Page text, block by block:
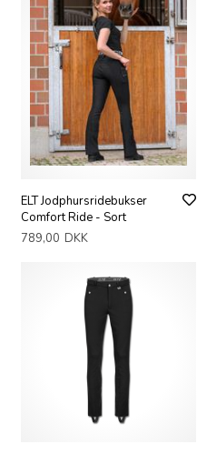
ELT Jodphursridebukser
Comfort Ride - Sort
789,00 DKK